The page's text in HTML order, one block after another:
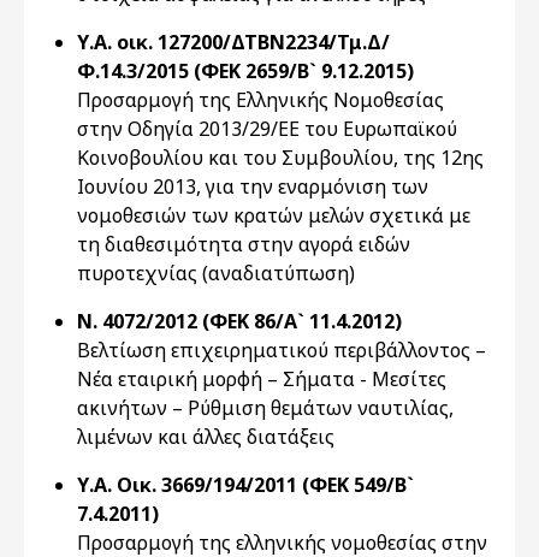
Υ.Α. οικ. 127200/ΔΤΒΝ2234/Τμ.Δ/
Φ.14.3/2015 (ΦΕΚ 2659/Β` 9.12.2015)
Προσαρμογή της Ελληνικής Νομοθεσίας
στην Οδηγία 2013/29/ΕΕ του Ευρωπαϊκού
Κοινοβουλίου και του Συμβουλίου, της 12ης
Ιουνίου 2013, για την εναρμόνιση των
νομοθεσιών των κρατών μελών σχετικά με
τη διαθεσιμότητα στην αγορά ειδών
πυροτεχνίας (αναδιατύπωση)
Ν. 4072/2012 (ΦΕΚ 86/Α` 11.4.2012)
Βελτίωση επιχειρηματικού περιβάλλοντος –
Νέα εταιρική μορφή – Σήματα - Μεσίτες
ακινήτων – Ρύθμιση θεμάτων ναυτιλίας,
λιμένων και άλλες διατάξεις
Υ.Α. Οικ. 3669/194/2011 (ΦΕΚ 549/Β`
7.4.2011)
Προσαρμογή της ελληνικής νομοθεσίας στην